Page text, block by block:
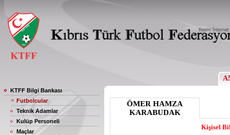
KTFF Bilgi Bankası
Futbolcular
Teknik Adamlar
Kulüp Personeli
Maçlar
ÖMER HAMZA
KARABUDAK
Kişisel